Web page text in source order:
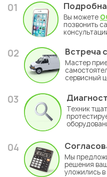
01
Вы можете
позвонить
02 Встреча
Мастер
сервисный
03
Техник
04
Мы
решения
уложились